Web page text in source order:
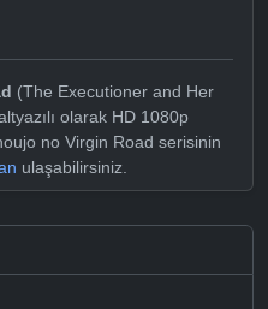
(The Executioner and Her
olarak HD 1080p
no Virgin Road serisinin
ulaşabilirsiniz.